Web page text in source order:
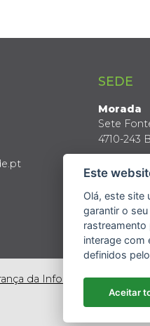
SEDE
Morada
Sete
4710-243
Latitude:
da Informação
Este
Olá, este site
garantir o
rastreamento
interage com
definidos
Aceitar